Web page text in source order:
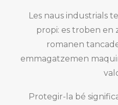
Les naus industrials
propi: es troben en
romanen
emmagatzemen
Protegir-la bé